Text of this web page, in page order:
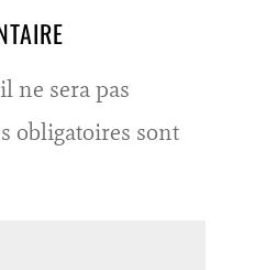
ne sera pas
obligatoires sont